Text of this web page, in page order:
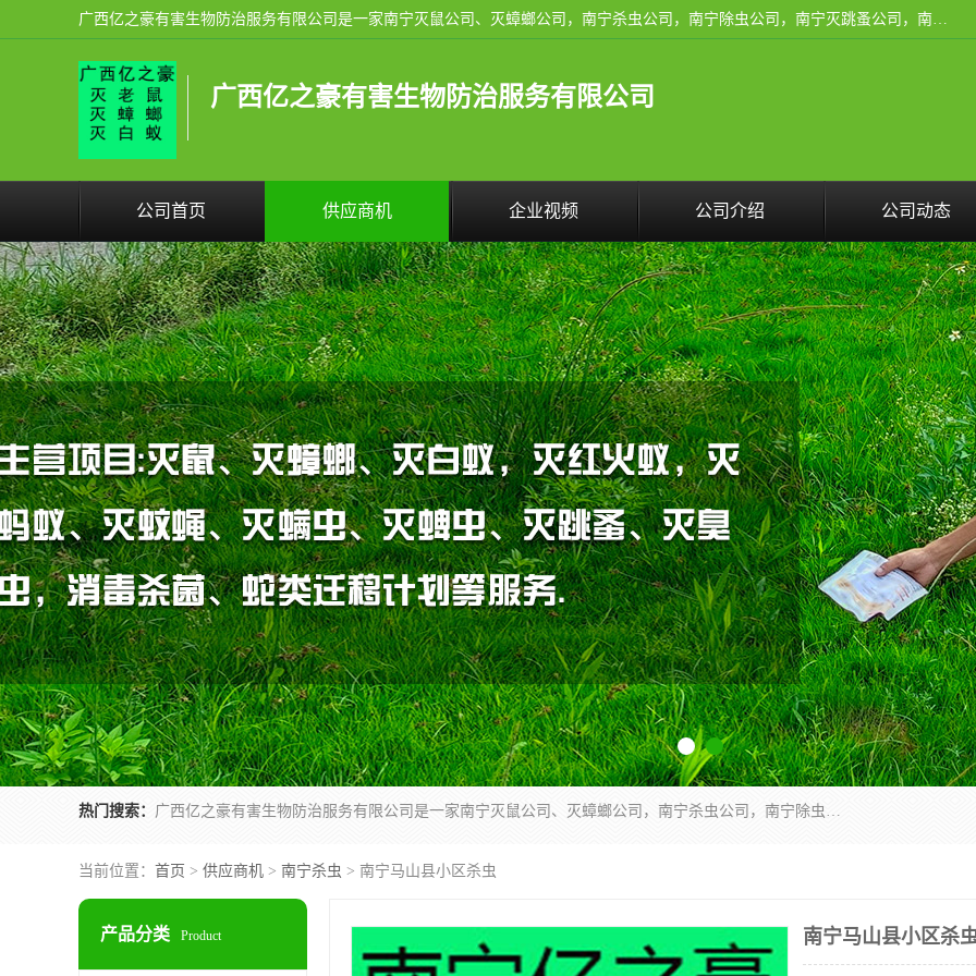
广西亿之豪有害生物防治服务有限公司是一家南宁灭鼠公司、灭蟑螂公司，南宁杀虫公司，南宁除虫公司，南宁灭跳蚤公司，南宁灭白蚁公司，南宁除四害公司,广西亿之豪有害生物防治服务有限公司专业灭蟑螂,除臭虫,其他害虫,服务上门,安全环保,售后保障,一次消杀，竭诚为您服务.
广西亿之豪有害生物防治服务有限公司
公司首页 供应商机 企业视频 公司介绍 公司动态
热门搜索： 广西亿之豪有害生物防治服务有限公司是一家南宁灭鼠公司、灭蟑螂公司，南宁杀虫公司，南宁除虫公司，南宁灭跳蚤公司，南宁灭白蚁公司，南宁除四害公司,广西亿之豪有害生物防治服务有限公司专业灭蟑螂,除臭虫,其他害虫,服务上门,安全环保,售后保障,一次消杀，竭诚为您服务.
当前位置： 首页 > 供应商机 > 南宁杀虫 > 南宁马山县小区杀虫
产品分类 Product 南宁马山县小区杀